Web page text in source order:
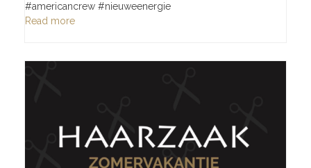
#americancrew #nieuweenergie
Read more